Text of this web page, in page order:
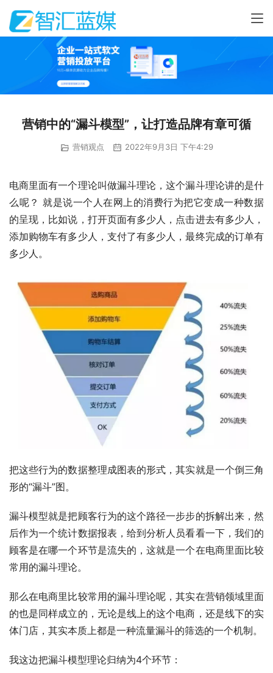
营销中的“漏斗模型”，让打造品牌有章可循
营销观点 2022年9月3日 下午4:29
电商里面有一个理论叫做漏斗理论，这个漏斗理论讲的是什
么呢？ 就是说一个人在网上的消费行为把它变成一种数据
的呈现，比如说，打开页面有多少人，点击进去有多少人，
添加购物车有多少人，支付了有多少人，最终完成的订单有
多少人。
把这些行为的数据整理成图表的形式，其实就是一个倒三角
形的“漏斗”图。
漏斗模型就是把顾客行为的这个路径一步步的拆解出来，然
后作为一个统计数据报表，给到分析人员看看一下，我们的
顾客是在哪一个环节是流失的，这就是一个在电商里面比较
常用的漏斗理论。
那么在电商里比较常用的漏斗理论呢，其实在营销领域里面
的也是同样成立的，无论是线上的这个电商，还是线下的实
体门店，其实本质上都是一种流量漏斗的筛选的一个机制。
我这边把漏斗模型理论归纳为4个环节：